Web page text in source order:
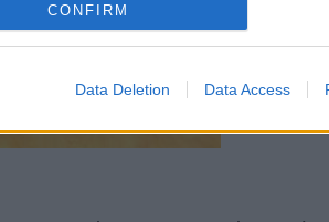
CONFIRM
Data Deletion Data Access